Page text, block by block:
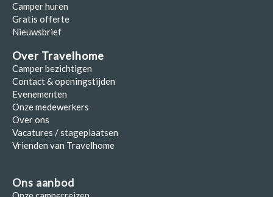
Camper huren
Gratis offerte
Nieuwsbrief
Over Travelhome
Camper bezichtigen
Contact & openingstijden
Evenementen
Onze medewerkers
Over ons
Vacatures / stageplaatsen
Vrienden van Travelhome
Ons aanbod